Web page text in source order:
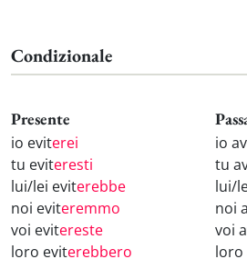
Condizionale
Presente
io eviterei
tu eviteresti
lui/lei eviterebbe
noi eviteremmo
voi evitereste
loro eviterebbero
io
tu
lui/
noi
voi
loro